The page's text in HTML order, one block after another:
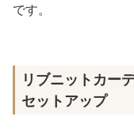
です。
リブニットカー
セットアップ